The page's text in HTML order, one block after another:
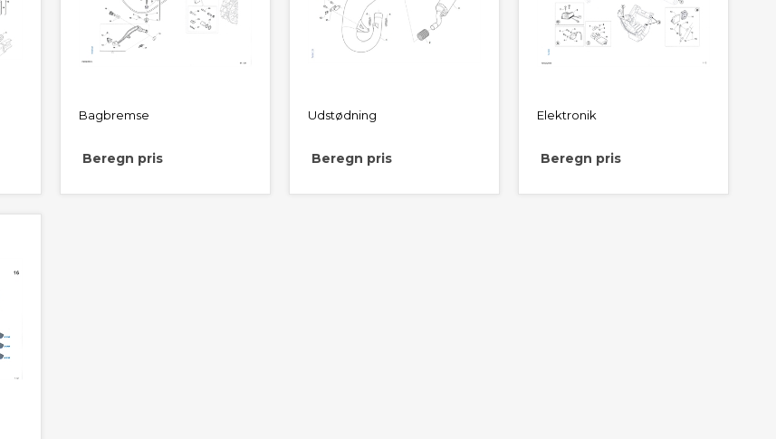
Bagbremse
Beregn pris
Udstødning
Beregn pris
Elektronik
Beregn pris